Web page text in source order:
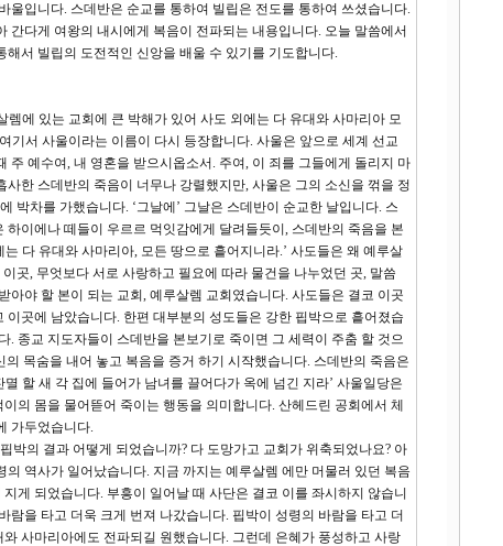
입니다. 스데반은 순교를 통하여 빌립은 전도를 통하여 쓰셨습니다.
다게 여왕의 내시에게 복음이 전파되는 내용입니다. 오늘 말씀에서
서 빌립의 도전적인 신앙을 배울 수 있기를 기도합니다.
에 있는 교회에 큰 박해가 있어 사도 외에는 다 유대와 사마리아 모
기서 사울이라는 이름이 다시 등장합니다. 사울은 앞으로 세계 선교
예수여, 내 영혼을 받으시옵소서. 주여, 이 죄를 그들에게 돌리지 마
한 스데반의 죽음이 너무나 강렬했지만, 사울은 그의 소신을 꺾을 정
박차를 가했습니다. ‘그날에’ 그날은 스데반이 순교한 날입니다. 스
이에나 떼들이 우르르 먹잇감에게 달려들듯이, 스데반의 죽음을 본
다 유대와 사마리아, 모든 땅으로 흩어지니라.’ 사도들은 왜 예루살
곳, 무엇보다 서로 사랑하고 필요에 따라 물건을 나누었던 곳, 말씀
야 할 본이 되는 교회, 예루살렘 교회였습니다. 사도들은 결코 이곳
곳에 남았습니다. 한편 대부분의 성도들은 강한 핍박으로 흩어졌습
종교 지도자들이 스데반을 본보기로 죽이면 그 세력이 주춤 할 것으
목숨을 내어 놓고 복음을 증거 하기 시작했습니다. 스데반의 죽음은
할 새 각 집에 들어가 남녀를 끌어다가 옥에 넘긴 지라’ 사울일당은
의 몸을 물어뜯어 죽이는 행동을 의미합니다. 산헤드린 공회에서 체
가두었습니다.
박의 결과 어떻게 되었습니까? 다 도망가고 교회가 위축되었나요? 아
역사가 일어났습니다. 지금 까지는 예루살렘 에만 머물러 있던 복음
게 되었습니다. 부흥이 일어날 때 사단은 결코 이를 좌시하지 않습니
을 타고 더욱 크게 번져 나갔습니다. 핍박이 성령의 바람을 타고 더
사마리아에도 전파되길 원했습니다. 그런데 은혜가 풍성하고 사랑